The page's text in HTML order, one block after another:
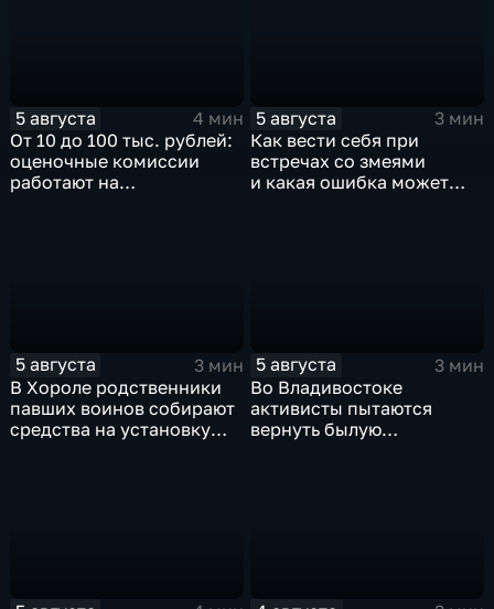
5 августа
4 мин
От 10 до 100 тыс. рублей:
оценочные комиссии
работают на
5 августа
3 мин
Как вести себя при
встречах со змеями
и какая ошибка может
5 августа
3 мин
В Хороле родственники
павших воинов собирают
средства на установку
5 августа
3 мин
Во Владивостоке
активисты пытаются
вернуть былую